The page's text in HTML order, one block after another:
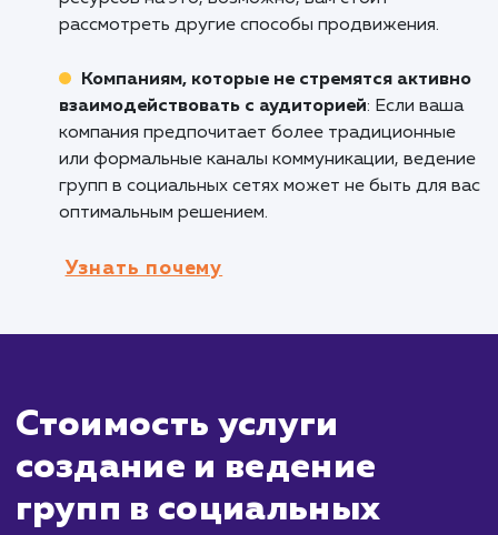
узнаваемость бренда
: Активное
социальных сетях может помочь увеличить
узнаваемость вашего бренда и расширить
вашей аудитории.
Организациям, которые хотят собрать
обратную связь и мнения от клиентов :
Социальные сети представляют собой
мнений о ваших товарах или услугах.
Кому не подходит данный
достаточно времени на управление
социальными сетями: Ведение групп в
внимания и усилий, и если у вас нет времени